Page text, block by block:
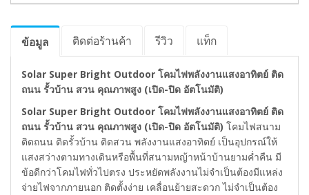
ข้อมูล ติดต่อร้านค้า รีวิว แท็ก
Solar Super Bright Outdoor โคมไฟพลังงานแสงอาทิตย์ ติด
ถนน รั้วบ้าน สวน คุณภาพสูง (เปิด-ปิด อัตโนมัติ)
Solar Super Bright Outdoor โคมไฟพลังงานแสงอาทิตย์ ติด
ถนน รั้วบ้าน สวน คุณภาพสูง (เปิด-ปิด อัตโนมัติ) โคมไฟสนาม
ติดถนน ติดรั้วบ้าน ติดสวน พลังงานแสงอาทิตย์ เป็นอุปกรณ์ให้
แสงสว่างตามทางเดินหรือพื้นที่สนามหญ้าหน้าบ้านยามค่ำคืน มี
ข้อดีกว่าโคมไฟทั่วไปตรง ประหยัดพลังงานไม่จำเป็นต้องมีแหล่ง
จ่ายไฟจากภายนอก ติดตั้งง่าย เคลื่อนย้ายสะดวก ไม่จำเป็นต้อง